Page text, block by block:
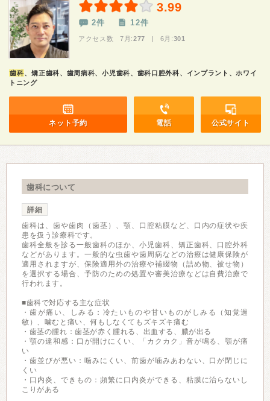
3.99
2件 12件
アクセス数 7月:277 | 6月:301
歯科、矯正歯科、歯周病科、小児歯科、歯科口腔外科、インプラント、ホワイ
トニング
ネット予約 電話 公式サイト
歯科について
詳細
歯科は、歯や歯肉（歯茎）、顎、口腔粘膜など、口内の症状や疾
患を扱う診療科です。
歯科全般を診る一般歯科のほか、小児歯科、矯正歯科、口腔外科
などがあります。一般的な虫歯や歯周病などの治療は健康保険が
適用されますが、保険適用外の治療や補綴物（詰め物、被せ物）
を選択する場合、予防のための処置や審美治療などは自費治療で
行われます。
■歯科で対応する主な症状
・歯が痛い、しみる：冷たいものや甘いものがしみる（知覚過
敏）、噛むと痛い、何もしなくてもズキズキ痛む
・歯茎の腫れ：歯茎が赤く腫れる、出血する、膿が出る
・顎の違和感：口が開けにくい、「カクカク」音が鳴る、顎が痛
い
・歯並びが悪い：噛みにくい、前歯が噛みあわない、口が閉じに
くい
・口内炎、できもの：頻繁に口内炎ができる、粘膜に治らないし
こりがある